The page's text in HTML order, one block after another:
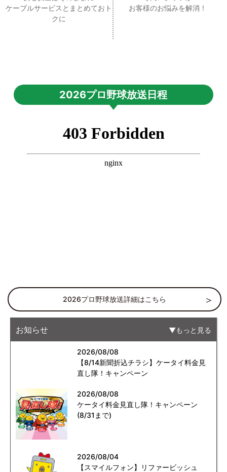
ケーブルサービスとまとめておト
クに
お客様のお悩みを解消！
2026プロ野球放送日程
2026プロ野球放送詳細はこちら
お知らせ もっと見る
2026/08/08
【8/14新聞折込チラシ】ケータイ料金見
直し隊！キャンペーン
2026/08/08
ケータイ料金見直し隊！キャンペーン
(8/31まで)
2026/08/04
【スマイルフォン】リファービッシュ